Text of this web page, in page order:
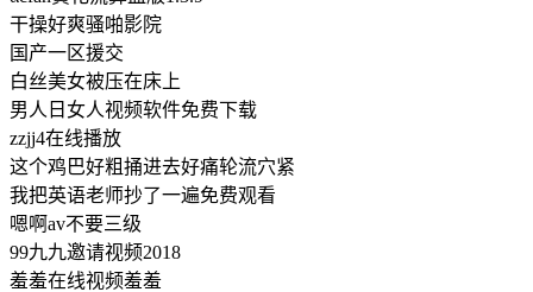
干操好爽骚啪影院
国产一区援交
白丝美女被压在床上
男人日女人视频软件免费下载
zzjj4在线播放
这个鸡巴好粗捅进去好痛轮流穴紧
我把英语老师抄了一遍免费观看
嗯啊av不要三级
99九九邀请视频2018
羞羞在线视频羞羞